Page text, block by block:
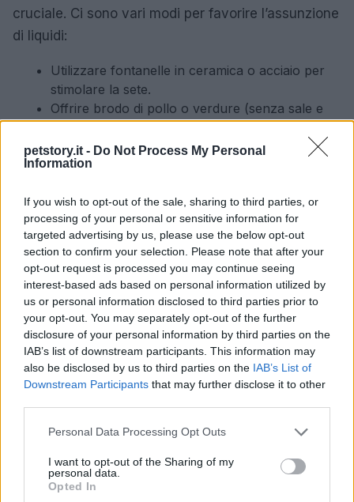
petstory.it - Do Not Process My Personal
Information
If you wish to opt-out of the sale, sharing to third parties, or
processing of your personal or sensitive information for
targeted advertising by us, please use the below opt-out
section to confirm your selection. Please note that after your
opt-out request is processed you may continue seeing
interest-based ads based on personal information utilized by
us or personal information disclosed to third parties prior to
your opt-out. You may separately opt-out of the further
disclosure of your personal information by third parties on the
IAB’s list of downstream participants. This information may
also be disclosed by us to third parties on the IAB’s List of
Downstream Participants that may further disclose it to other
Please note that this website/app uses one or more Google
not limited to your visit or usage behaviour. You may click to
grant or deny consent to Google and its third-party tags to
use your data for below specified purposes in below Google
Personal Data Processing Opt Outs
I want to opt-out of the Sharing of my
personal data.
Opted In
cruciale. Ci sono vari modi per favorire l’assunzione
di liquidi:
Utilizzare fontanelle in ceramica o acciaio per
stimolare la sete.
Offrire brodo di pollo o verdure (senza sale e
cipolla) come alternativa appetitosa.
Aggiungere acqua alla pappa umida per
aumentarne l’idratazione.
Riconoscere i sintomi precoci è essenziale per
intervenire con trattamenti appropriati e migliorare
la qualità della vita del proprio gatto. Questo
articolo esplorerà alcuni approcci naturali che
possono affiancare le cure veterinarie tradizionali.0
Riconoscere i sintomi precoci è essenziale per
intervenire con trattamenti appropriati e migliorare
la qualità della vita del proprio gatto. Questo
articolo esplorerà alcuni approcci naturali che
AUTORE